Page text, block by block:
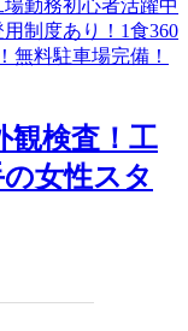
観検査！工
女性スタ